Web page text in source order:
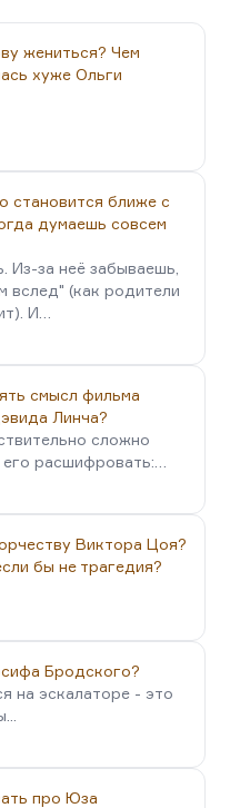
как это назвал
таланту можно
жениться? Чем
хуже Ольги
становится ближе с
думаешь совсем
Из-за неё забываешь,
вслед" (как родители
И…
смысл фильма
Линча?
сложно
расшифровать:…
Виктора Цоя?
бы не трагедия?
Бродского?
на эскалаторе - это
про Юза